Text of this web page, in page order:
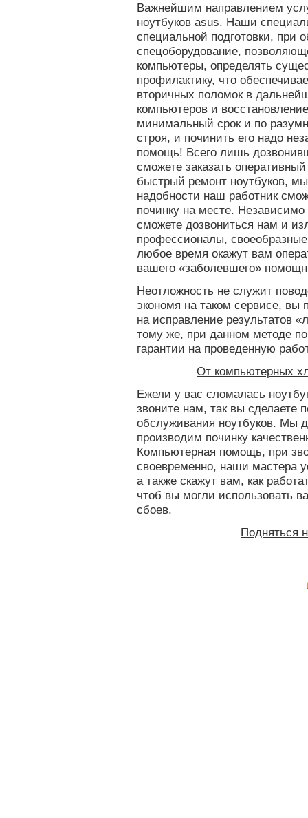
Важнейшим направлением
ноутбуков asus. Наши
специальной подготовки,
спецоборудование,
компьютеры, определять
профилактику, что
вторичных поломок в
компьютеров и
минимальный срок и по
строя, и починить его надо
помощь! Всего лишь
сможете заказать
быстрый ремонт ноутбуков,
надобности наш работник
починку на месте. Независимо
сможете дозвониться нам и
профессионалы,
любое время окажут вам
вашего «заболевшего»
Неотложность не служит
экономя на таком сервисе, вы
на исправление результатов
тому же, при данном методе
гарантии на проведенную
От компьютерных
Ежели у вас сломалась
звоните нам, так вы сделаете
обслуживания ноутбуков. Мы
производим починку
Компьютерная помощь, при
своевременно, наши мастера
а также скажут вам, как
чтоб вы могли использовать
сбоев.
Подняться